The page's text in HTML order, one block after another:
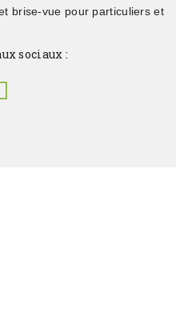
brise-vue pour particuliers et
sociaux :